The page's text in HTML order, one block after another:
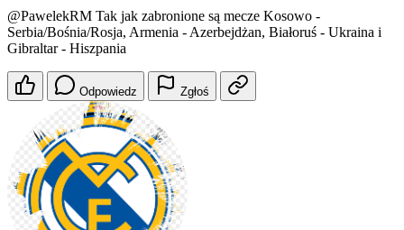
@PawelekRM Tak jak zabronione są mecze Kosowo -
Serbia/Bośnia/Rosja, Armenia - Azerbejdżan, Białoruś - Ukraina i
Gibraltar - Hiszpania
Odpowiedz Zgłoś